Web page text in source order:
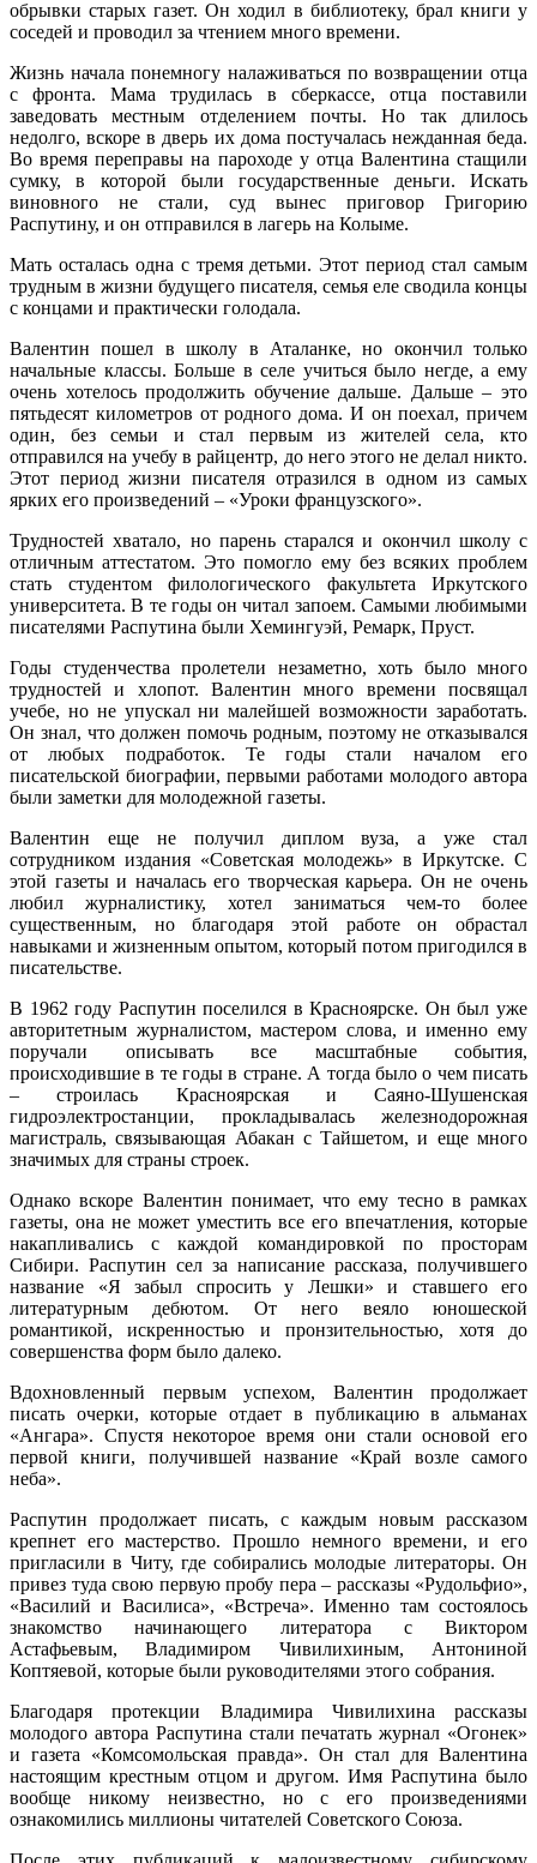
обрывки старых газет. Он ходил в библиотеку, брал книги у
соседей и проводил за чтением много времени.
Жизнь начала понемногу налаживаться по возвращении отца
с фронта. Мама трудилась в сберкассе, отца поставили
заведовать местным отделением почты. Но так длилось
недолго, вскоре в дверь их дома постучалась нежданная беда.
Во время переправы на пароходе у отца Валентина стащили
сумку, в которой были государственные деньги. Искать
виновного не стали, суд вынес приговор Григорию
Распутину, и он отправился в лагерь на Колыме.
Мать осталась одна с тремя детьми. Этот период стал самым
трудным в жизни будущего писателя, семья еле сводила концы
с концами и практически голодала.
Валентин пошел в школу в Аталанке, но окончил только
начальные классы. Больше в селе учиться было негде, а ему
очень хотелось продолжить обучение дальше. Дальше – это
пятьдесят километров от родного дома. И он поехал, причем
один, без семьи и стал первым из жителей села, кто
отправился на учебу в райцентр, до него этого не делал никто.
Этот период жизни писателя отразился в одном из самых
ярких его произведений – «Уроки французского».
Трудностей хватало, но парень старался и окончил школу с
отличным аттестатом. Это помогло ему без всяких проблем
стать студентом филологического факультета Иркутского
университета. В те годы он читал запоем. Самыми любимыми
писателями Распутина были Хемингуэй, Ремарк, Пруст.
Годы студенчества пролетели незаметно, хоть было много
трудностей и хлопот. Валентин много времени посвящал
учебе, но не упускал ни малейшей возможности заработать.
Он знал, что должен помочь родным, поэтому не отказывался
от любых подработок. Те годы стали началом его
писательской биографии, первыми работами молодого автора
были заметки для молодежной газеты.
Валентин еще не получил диплом вуза, а уже стал
сотрудником издания «Советская молодежь» в Иркутске. С
этой газеты и началась его творческая карьера. Он не очень
любил журналистику, хотел заниматься чем-то более
существенным, но благодаря этой работе он обрастал
навыками и жизненным опытом, который потом пригодился в
писательстве.
В 1962 году Распутин поселился в Красноярске. Он был уже
авторитетным журналистом, мастером слова, и именно ему
поручали описывать все масштабные события,
происходившие в те годы в стране. А тогда было о чем писать
– строилась Красноярская и Саяно-Шушенская
гидроэлектростанции, прокладывалась железнодорожная
магистраль, связывающая Абакан с Тайшетом, и еще много
значимых для страны строек.
Однако вскоре Валентин понимает, что ему тесно в рамках
газеты, она не может уместить все его впечатления, которые
накапливались с каждой командировкой по просторам
Сибири. Распутин сел за написание рассказа, получившего
название «Я забыл спросить у Лешки» и ставшего его
литературным дебютом. От него веяло юношеской
романтикой, искренностью и пронзительностью, хотя до
совершенства форм было далеко.
Вдохновленный первым успехом, Валентин продолжает
писать очерки, которые отдает в публикацию в альманах
«Ангара». Спустя некоторое время они стали основой его
первой книги, получившей название «Край возле самого
неба».
Распутин продолжает писать, с каждым новым рассказом
крепнет его мастерство. Прошло немного времени, и его
пригласили в Читу, где собирались молодые литераторы. Он
привез туда свою первую пробу пера – рассказы «Рудольфио»,
«Василий и Василиса», «Встреча». Именно там состоялось
знакомство начинающего литератора с Виктором
Астафьевым, Владимиром Чивилихиным, Антониной
Коптяевой, которые были руководителями этого собрания.
Благодаря протекции Владимира Чивилихина рассказы
молодого автора Распутина стали печатать журнал «Огонек»
и газета «Комсомольская правда». Он стал для Валентина
настоящим крестным отцом и другом. Имя Распутина было
вообще никому неизвестно, но с его произведениями
ознакомились миллионы читателей Советского Союза.